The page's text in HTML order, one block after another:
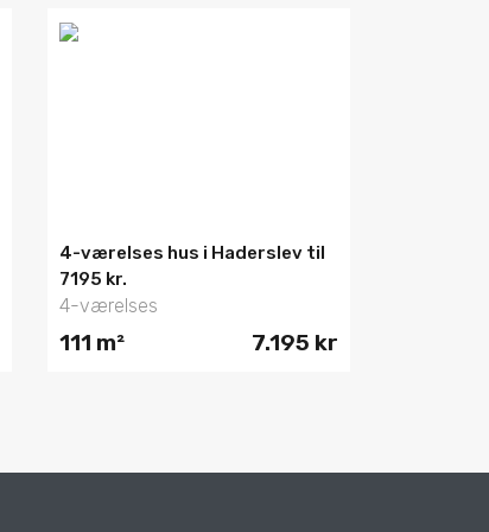
4-værelses hus i Haderslev til
7195 kr.
4-værelses
111 m² 7.195 kr